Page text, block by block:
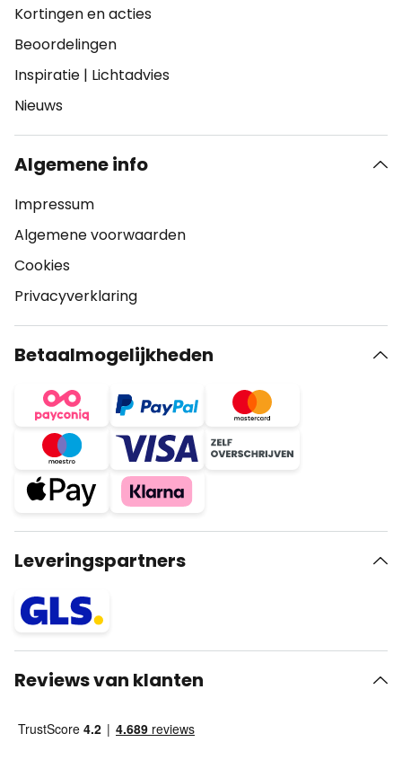
Kortingen en acties
Beoordelingen
Inspiratie | Lichtadvies
Nieuws
Algemene info
Impressum
Algemene voorwaarden
Cookies
Privacyverklaring
Betaalmogelijkheden
Leveringspartners
Reviews van klanten